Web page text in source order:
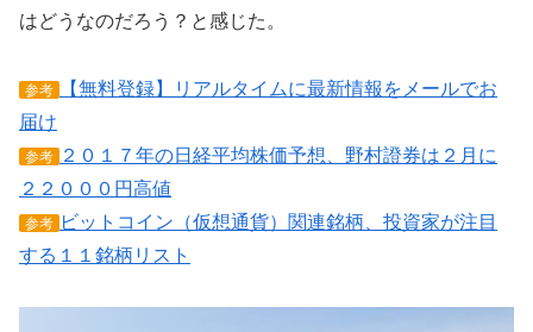
はどうなのだろう？と感じた。
参考
【無料登録】リアルタイムに最新情報をメールでお
届け
参考
２０１７年の日経平均株価予想、野村證券は２月に
２２０００円高値
参考 ビットコイン（仮想通貨）関連銘柄、投資家が注目
する１１銘柄リスト